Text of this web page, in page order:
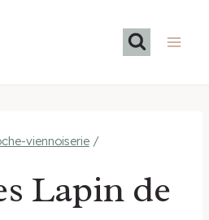
viennoiserie /
Lapin de